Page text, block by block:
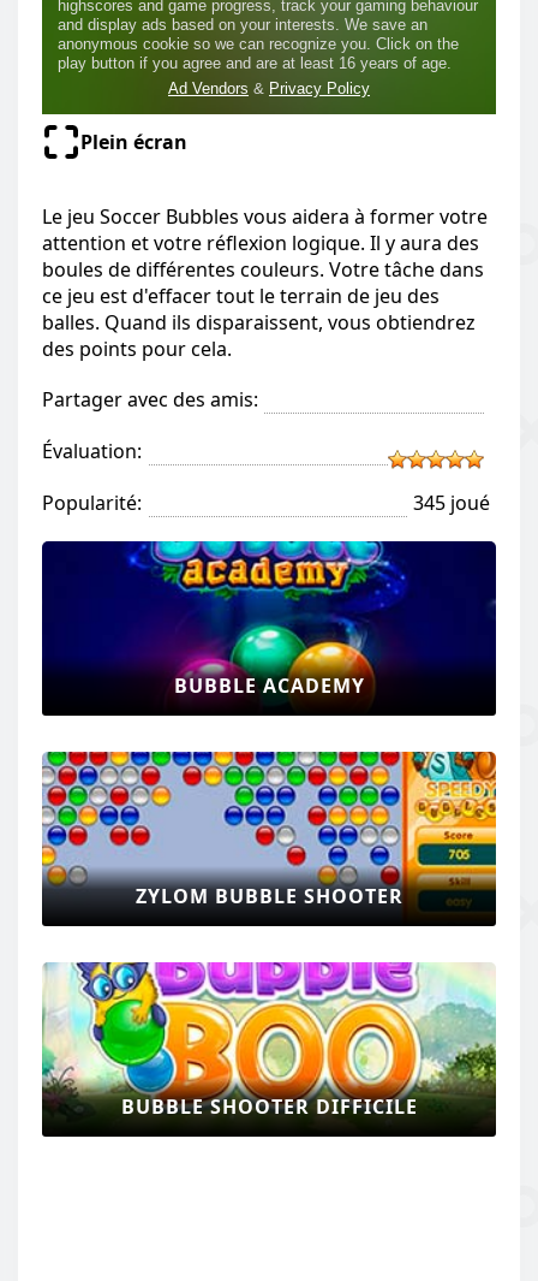
Plein écran
Le jeu Soccer Bubbles vous aidera à former votre
attention et votre réflexion logique. Il y aura des
boules de différentes couleurs. Votre tâche dans
ce jeu est d'effacer tout le terrain de jeu des
balles. Quand ils disparaissent, vous obtiendrez
des points pour cela.
Partager avec des amis:
Évaluation:
Popularité:
345 joué
BUBBLE ACADEMY
ZYLOM BUBBLE SHOOTER
BUBBLE SHOOTER DIFFICILE